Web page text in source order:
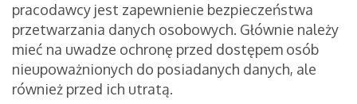
pracodawcy jest zapewnienie bezpieczeństwa
przetwarzania danych osobowych. Głównie należy
mieć na uwadze ochronę przed dostępem osób
nieupoważnionych do posiadanych danych, ale
również przed ich utratą.